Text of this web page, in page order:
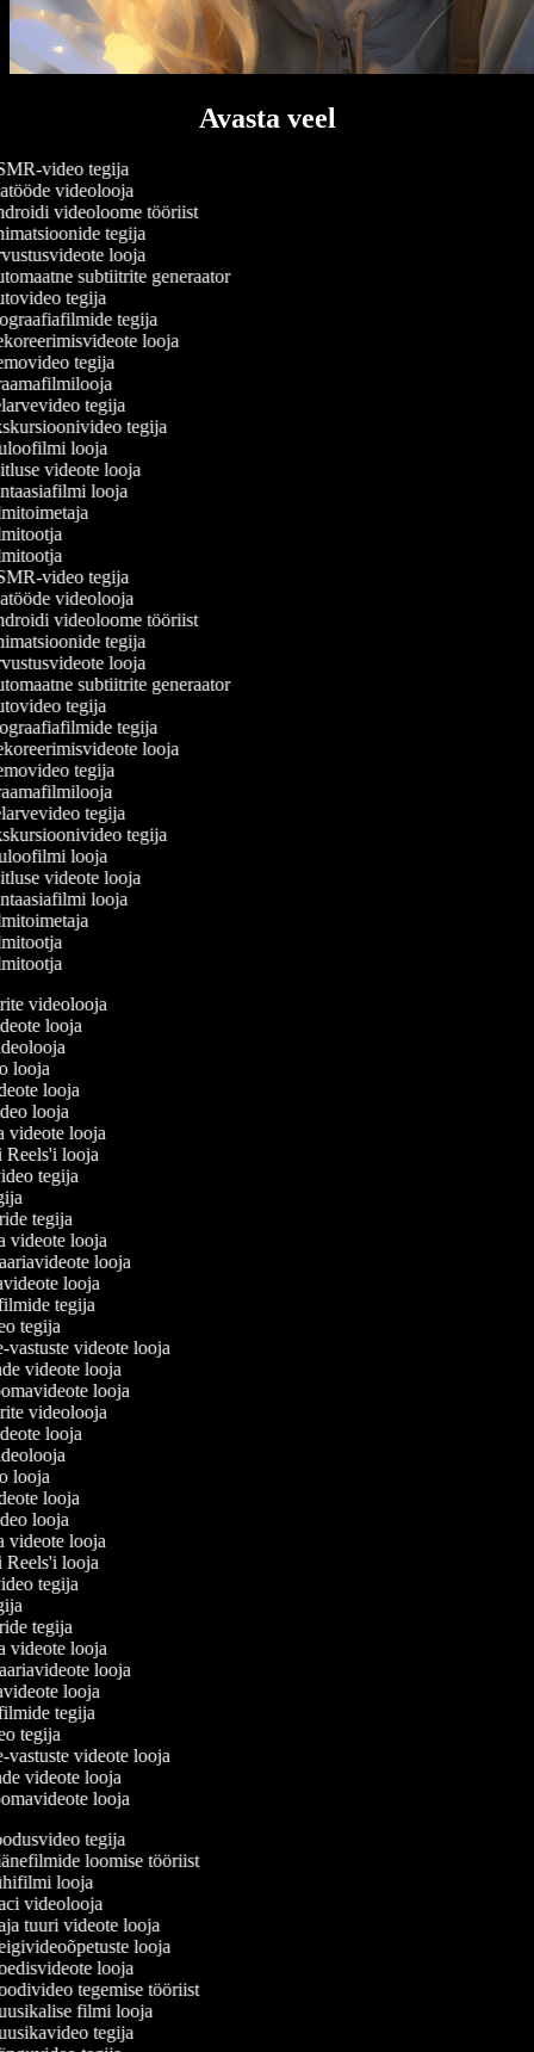
Avasta veel
video tegija
videolooja
videoloome tööriist
tegija
looja
subtiitrite generaator
tegija
tegija
looja
tegija
tegija
tegija
looja
videote looja
looja
video tegija
videolooja
videoloome tööriist
tegija
looja
subtiitrite generaator
tegija
tegija
looja
tegija
tegija
tegija
looja
videote looja
looja
videolooja
looja
looja
looja
looja
videote looja
Reels'i looja
tegija
tegija
videote looja
looja
looja
tegija
tegija
vastuste videote looja
videote looja
looja
videolooja
looja
looja
looja
looja
videote looja
Reels'i looja
tegija
tegija
videote looja
looja
looja
tegija
tegija
vastuste videote looja
videote looja
looja
tegija
loomise tööriist
looja
videolooja
tuuri videote looja
looja
looja
tegemise tööriist
filmi looja
tegija